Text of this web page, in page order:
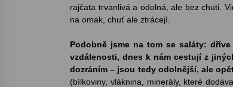
rajčata trvanlivá a odolná, ale bez chuti.
na omak, chuť ale ztrácejí.
Podobně jsme na tom se saláty:
vzdálenosti, dnes k nám cestují z
dozráním – jsou tedy odolnější, ale
(bílkoviny, vláknina, minerály, které